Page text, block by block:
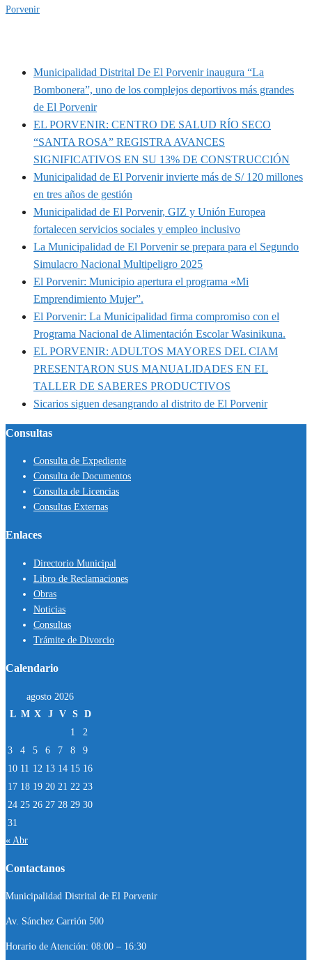
Porvenir
Municipalidad Distrital De El Porvenir inaugura “La
Bombonera”, uno de los complejos deportivos más grandes
de El Porvenir
EL PORVENIR: CENTRO DE SALUD RÍO SECO
“SANTA ROSA” REGISTRA AVANCES
SIGNIFICATIVOS EN SU 13% DE CONSTRUCCIÓN
Municipalidad de El Porvenir invierte más de S/ 120 millones
en tres años de gestión
Municipalidad de El Porvenir, GIZ y Unión Europea
fortalecen servicios sociales y empleo inclusivo
La Municipalidad de El Porvenir se prepara para el Segundo
Simulacro Nacional Multipeligro 2025
El Porvenir: Municipio apertura el programa «Mi
Emprendimiento Mujer”.
El Porvenir: La Municipalidad firma compromiso con el
Programa Nacional de Alimentación Escolar Wasinikuna.
EL PORVENIR: ADULTOS MAYORES DEL CIAM
PRESENTARON SUS MANUALIDADES EN EL
TALLER DE SABERES PRODUCTIVOS
Sicarios siguen desangrando al distrito de El Porvenir
Consultas
Consulta de Expediente
Consulta de Documentos
Consulta de Licencias
Consultas Externas
Enlaces
Directorio Municipal
Libro de Reclamaciones
Obras
Noticias
Consultas
Trámite de Divorcio
Calendario
agosto 2026
L M X J V S D
1
2
3
4 5 6 7 8
9
10 11 12 13 14 15 16
17 18 19 20 21 22 23
24 25 26 27 28 29 30
31
« Abr
Contactanos
Municipalidad Distrital de El Porvenir
Av. Sánchez Carrión 500
Horario de Atención: 08:00 – 16:30